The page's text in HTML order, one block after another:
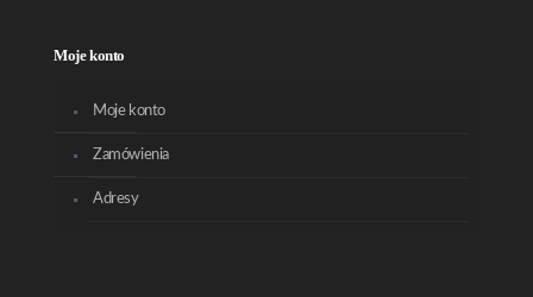
Moje konto
Moje konto
Zamówienia
Adresy